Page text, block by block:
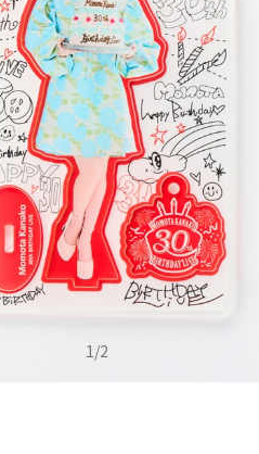
1/2